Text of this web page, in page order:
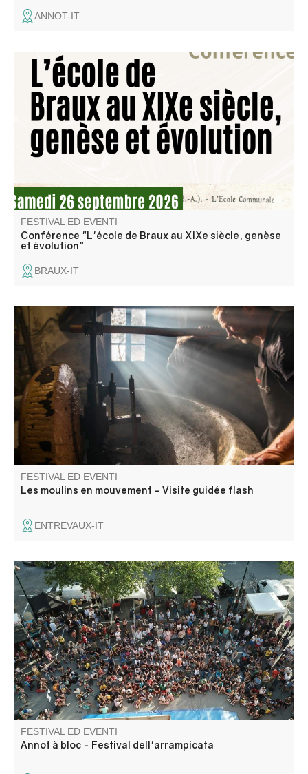
ANNOT-IT
Mathieu Sieye, président de l'association Traces Editions,
proposera une conférence sur l'histoire de l'école de
Braux tout au long du XIXe siècle.
FESTIVAL ED EVENTI
Conférence "L'école de Braux au XIXe siècle, genèse
et évolution"
BRAUX-IT
Venite a scoprire i segreti dei mugnai e le macchine
ancora funzionanti.
FESTIVAL ED EVENTI
Les moulins en mouvement - Visite guidée flash
ENTREVAUX-IT
Incontro amichevole e festoso, "Annot à bloc" si propone
di far scoprire e condividere l'arrampicata per un giorno,
nel magnifico sito naturale delle arenarie di Annot e nel
cuore del villaggio.
FESTIVAL ED EVENTI
Annot à bloc - Festival dell'arrampicata